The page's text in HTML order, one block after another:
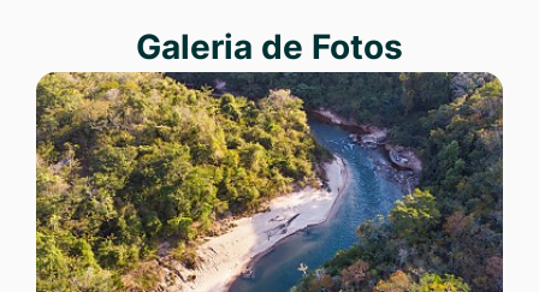
Seção Galeria de Fotos
Galeria de Fotos